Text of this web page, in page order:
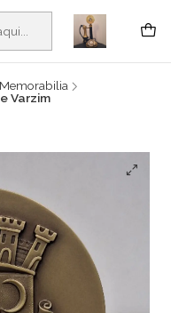
antiguidades em Viana do
Varzim